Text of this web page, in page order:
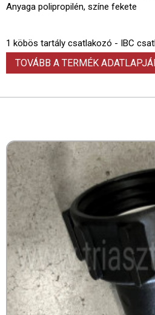
Anyaga polipropilén, színe fekete
1 köbös tartály csatlakozó - IBC
TOVÁBB A TERMÉK